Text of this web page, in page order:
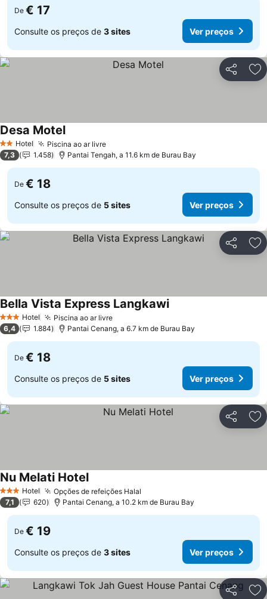
De € 17
Consulte os preços de 3 sites Ver preços
Partilhar
2 Estrelas
Hotel Piscina ao ar livreVer preços
Desa MotelVer preços
7,3 1.458 Pantai Tengah, a 11.6 km de Burau Bay
De € 18
Consulte os preços de 5 sites Ver preços
Partilhar
3 EstrelasHotel Piscina ao ar livreVer preços
Bella Vista Express LangkawiVer preços
6,4 1.884 Pantai Cenang, a 6.7 km de Burau Bay
De € 18
Consulte os preços de 5 sites Ver preços
Partilhar
3 EstrelasHotel Opções de refeições Halal
Nu Melati HotelVer preços
7,1 620 Pantai Cenang, a 10.2 km de Burau Bay
De € 19
Consulte os preços de 3 sites Ver preços
Partilhar